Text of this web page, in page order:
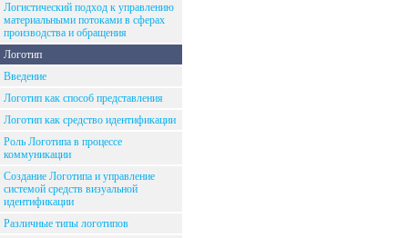
Логистический подход к управлению
материальными потоками в сферах
производства и обращения
Логотип
Введение
Логотип как способ представления
Логотип как средство идентификации
Роль Логотипа в процессе
коммуникации
Создание Логотипа и управление
системой средств визуальной
идентификации
Различные типы логотипов